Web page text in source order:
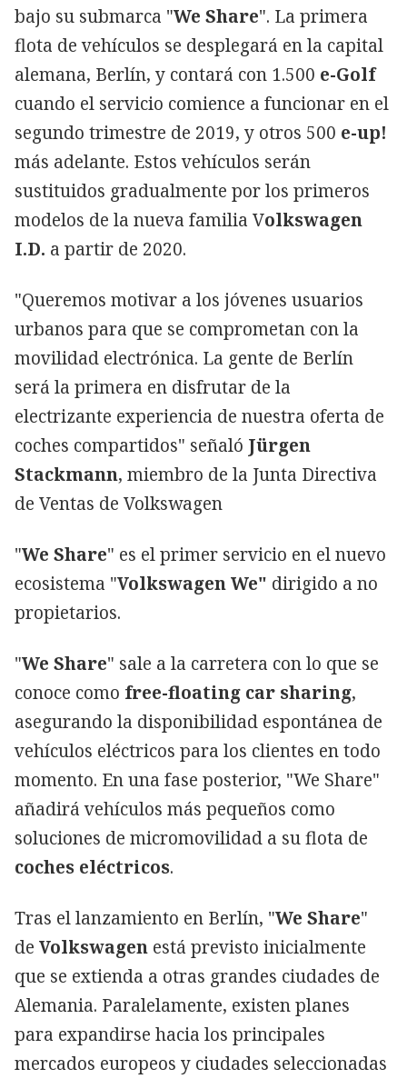
bajo su submarca "We Share". La primera
flota de vehículos se desplegará en la capital
alemana, Berlín, y contará con 1.500 e-Golf
cuando el servicio comience a funcionar en el
segundo trimestre de 2019, y otros 500 e-up!
más adelante. Estos vehículos serán
sustituidos gradualmente por los primeros
modelos de la nueva familia Volkswagen
I.D. a partir de 2020.
"Queremos motivar a los jóvenes usuarios
urbanos para que se comprometan con la
movilidad electrónica. La gente de Berlín
será la primera en disfrutar de la
electrizante experiencia de nuestra oferta de
coches compartidos" señaló Jürgen
Stackmann, miembro de la Junta Directiva
de Ventas de Volkswagen
"We Share" es el primer servicio en el nuevo
ecosistema "Volkswagen We" dirigido a no
propietarios.
"We Share" sale a la carretera con lo que se
conoce como free-floating car sharing,
asegurando la disponibilidad espontánea de
vehículos eléctricos para los clientes en todo
momento. En una fase posterior, "We Share"
añadirá vehículos más pequeños como
soluciones de micromovilidad a su flota de
coches eléctricos.
Tras el lanzamiento en Berlín, "We Share"
de Volkswagen está previsto inicialmente
que se extienda a otras grandes ciudades de
Alemania. Paralelamente, existen planes
para expandirse hacia los principales
mercados europeos y ciudades seleccionadas